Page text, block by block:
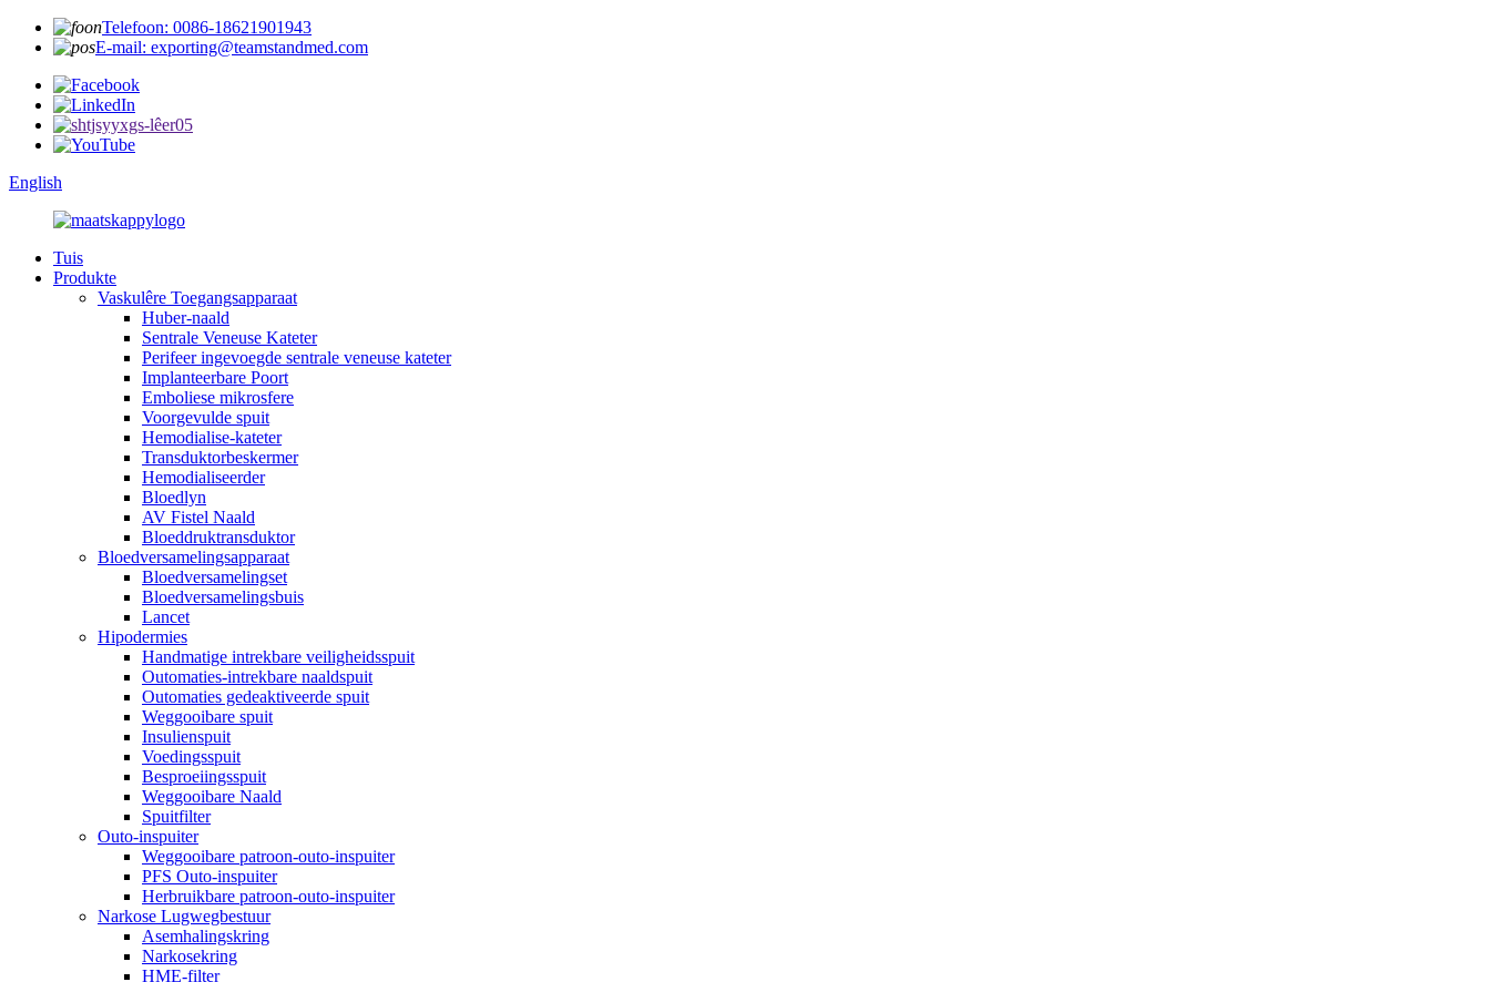
Telefoon: 0086-18621901943
E-mail: exporting@teamstandmed.com
English
Tuis
Produkte
Vaskulêre Toegangsapparaat
Huber-naald
Sentrale Veneuse Kateter
Perifeer ingevoegde sentrale veneuse kateter
Implanteerbare Poort
Emboliese mikrosfere
Voorgevulde spuit
Hemodialise-kateter
Transduktorbeskermer
Hemodialiseerder
Bloedlyn
AV Fistel Naald
Bloeddruktransduktor
Bloedversamelingsapparaat
Bloedversamelingset
Bloedversamelingsbuis
Lancet
Hipodermies
Handmatige intrekbare veiligheidsspuit
Outomaties-intrekbare naaldspuit
Outomaties gedeaktiveerde spuit
Weggooibare spuit
Insulienspuit
Voedingsspuit
Besproeiingsspuit
Weggooibare Naald
Spuitfilter
Outo-inspuiter
Weggooibare patroon-outo-inspuiter
PFS Outo-inspuiter
Herbruikbare patroon-outo-inspuiter
Narkose Lugwegbestuur
Asemhalingskring
Narkosekring
HME-filter